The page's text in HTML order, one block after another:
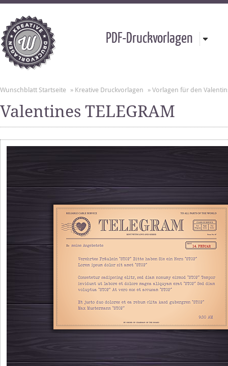
PDF-Druckvorlagen
Wunschblatt Startseite » Kreative Druckvorlagen » Vorlagen für den
Valentines TELEGRAM